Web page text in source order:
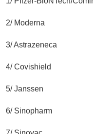
2/ Moderna
3/ Astrazeneca
4/ Covishield
5/ Janssen
6/ Sinopharm